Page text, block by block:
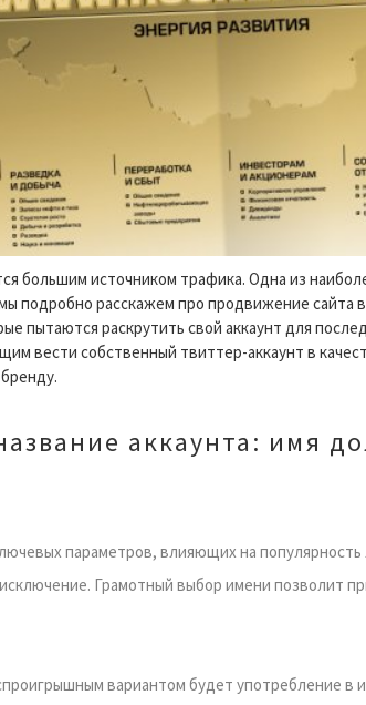
большим источником трафика. Одна из
подробно расскажем про продвижение сайта
пытаются раскрутить свой аккаунт для
вести собственный твиттер-аккаунт в
аккаунта: имя
параметров, влияющих на популярность
Грамотный выбор имени позволит
вариантом будет употребление в